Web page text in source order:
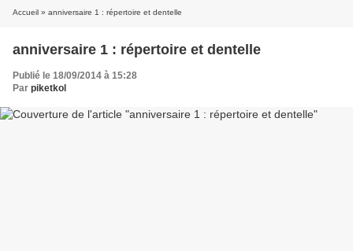
Accueil » anniversaire 1 : répertoire et dentelle
anniversaire 1 : répertoire et dentelle
Publié le 18/09/2014 à 15:28
Par piketkol